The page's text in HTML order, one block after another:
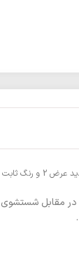
2 و رنگ ثابت
در مقابل